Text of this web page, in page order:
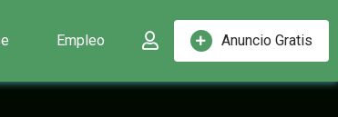
Anuncio Gratis
Empleo